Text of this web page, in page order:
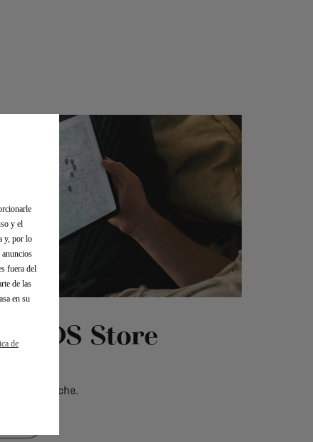
DS Store
le plus proche.
y el
y, por lo
fuera del
de las
en su
de